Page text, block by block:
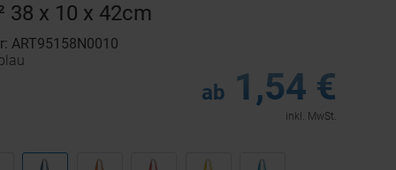
38 x 10 x 42cm
ART95158N0010
ab 1,54 €
inkl. MwSt.